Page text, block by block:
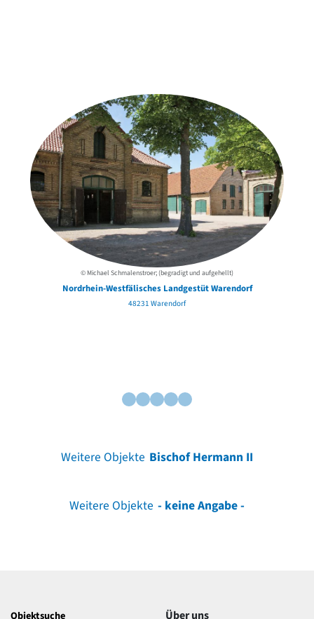
© Michael Schmalenstroer; (begradigt und aufgehellt)
Nordrhein-Westfälisches Landgestüt Warendorf
48231 Warendorf
Weitere Objekte Bischof Hermann II
Weitere Objekte - keine Angabe -
Objektsuche Über uns